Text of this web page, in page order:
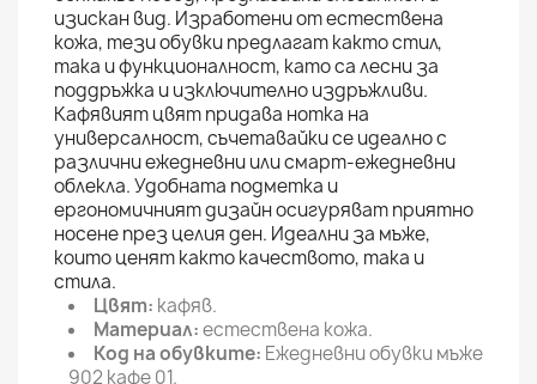
изискан вид. Изработени от естествена
кожа, тези обувки предлагат както стил,
така и функционалност, като са лесни за
поддръжка и изключително издръжливи.
Кафявият цвят придава нотка на
универсалност, съчетавайки се идеално с
различни ежедневни или смарт-ежедневни
облекла. Удобната подметка и
ергономичният дизайн осигуряват приятно
носене през целия ден. Идеални за мъже,
които ценят както качеството, така и
стила.
Цвят: кафяв.
Материал:естествена кожа.
Код на обувките: Ежедневни обувки мъже
902 кафе 01.